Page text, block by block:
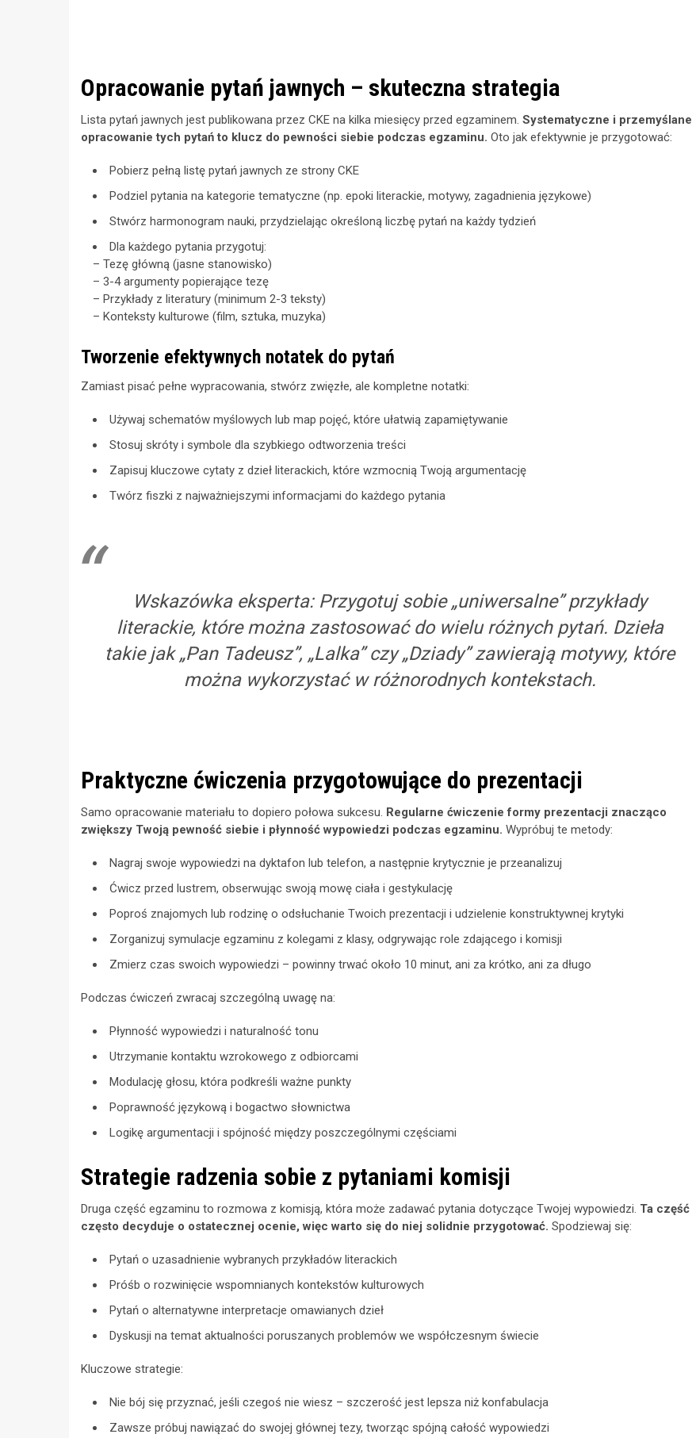
Opracowanie pytań jawnych – skuteczna strategia
Lista pytań jawnych jest publikowana przez CKE na kilka miesięcy przed egzaminem. Systematyczne i przemyślane
opracowanie tych pytań to klucz do pewności siebie podczas egzaminu. Oto jak efektywnie je przygotować:
Pobierz pełną listę pytań jawnych ze strony CKE
Podziel pytania na kategorie tematyczne (np. epoki literackie, motywy, zagadnienia językowe)
Stwórz harmonogram nauki, przydzielając określoną liczbę pytań na każdy tydzień
Dla każdego pytania przygotuj:
– Tezę główną (jasne stanowisko)
– 3-4 argumenty popierające tezę
– Przykłady z literatury (minimum 2-3 teksty)
– Konteksty kulturowe (film, sztuka, muzyka)
Tworzenie efektywnych notatek do pytań
Zamiast pisać pełne wypracowania, stwórz zwięzłe, ale kompletne notatki:
Używaj schematów myślowych lub map pojęć, które ułatwią zapamiętywanie
Stosuj skróty i symbole dla szybkiego odtworzenia treści
Zapisuj kluczowe cytaty z dzieł literackich, które wzmocnią Twoją argumentację
Twórz fiszki z najważniejszymi informacjami do każdego pytania
Wskazówka eksperta: Przygotuj sobie „uniwersalne” przykłady
literackie, które można zastosować do wielu różnych pytań. Dzieła
takie jak „Pan Tadeusz”, „Lalka” czy „Dziady” zawierają motywy, które
można wykorzystać w różnorodnych kontekstach.
Praktyczne ćwiczenia przygotowujące do prezentacji
Samo opracowanie materiału to dopiero połowa sukcesu. Regularne ćwiczenie formy prezentacji znacząco
zwiększy Twoją pewność siebie i płynność wypowiedzi podczas egzaminu. Wypróbuj te metody:
Nagraj swoje wypowiedzi na dyktafon lub telefon, a następnie krytycznie je przeanalizuj
Ćwicz przed lustrem, obserwując swoją mowę ciała i gestykulację
Poproś znajomych lub rodzinę o odsłuchanie Twoich prezentacji i udzielenie konstruktywnej krytyki
Zorganizuj symulacje egzaminu z kolegami z klasy, odgrywając role zdającego i komisji
Zmierz czas swoich wypowiedzi – powinny trwać około 10 minut, ani za krótko, ani za długo
Podczas ćwiczeń zwracaj szczególną uwagę na:
Płynność wypowiedzi i naturalność tonu
Utrzymanie kontaktu wzrokowego z odbiorcami
Modulację głosu, która podkreśli ważne punkty
Poprawność językową i bogactwo słownictwa
Logikę argumentacji i spójność między poszczególnymi częściami
Strategie radzenia sobie z pytaniami komisji
Druga część egzaminu to rozmowa z komisją, która może zadawać pytania dotyczące Twojej wypowiedzi. Ta część
często decyduje o ostatecznej ocenie, więc warto się do niej solidnie przygotować. Spodziewaj się:
Pytań o uzasadnienie wybranych przykładów literackich
Próśb o rozwinięcie wspomnianych kontekstów kulturowych
Pytań o alternatywne interpretacje omawianych dzieł
Dyskusji na temat aktualności poruszanych problemów we współczesnym świecie
Kluczowe strategie:
Nie bój się przyznać, jeśli czegoś nie wiesz – szczerość jest lepsza niż konfabulacja
Zawsze próbuj nawiązać do swojej głównej tezy, tworząc spójną całość wypowiedzi